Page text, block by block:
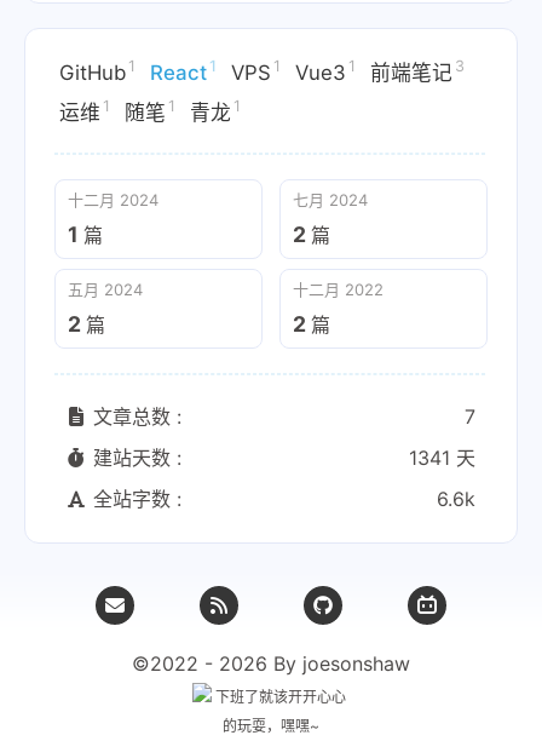
GitHub 1 React 1 VPS 1 Vue3 1 前端笔记 3
运维 1 随笔 1 青龙 1
十二月 2024
1 篇
七月 2024
2 篇
五月 2024
2 篇
十二月 2022
2 篇
文章总数 :
7
建站天数 :
1341 天
全站字数 :
6.6k
©2022 - 2026 By joesonshaw